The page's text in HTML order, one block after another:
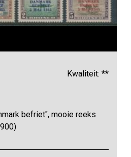
Kwaliteit: **
befriet", mooie reeks